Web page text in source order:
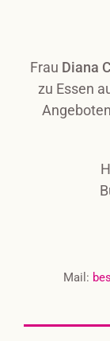
Frau Diana
zu Essen
Mail: